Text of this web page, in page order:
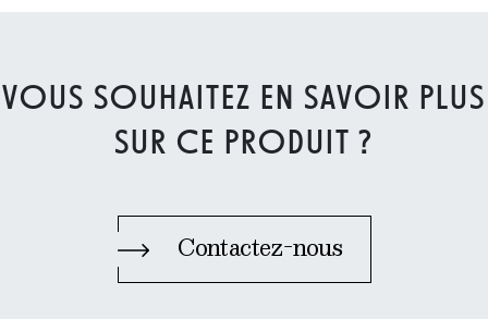
VOUS SOUHAITEZ EN SAVOIR PLUS
SUR CE PRODUIT ?
Contactez-nous